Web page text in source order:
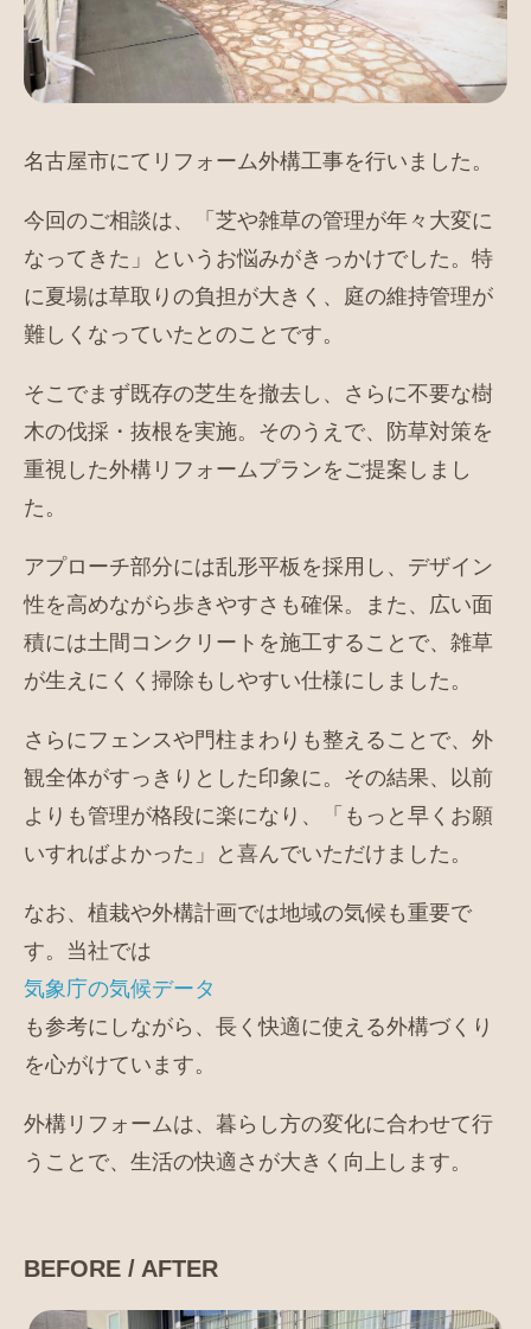
名古屋市にてリフォーム外構工事を行いました。
今回のご相談は、「芝や雑草の管理が年々大変に
なってきた」というお悩みがきっかけでした。特
に夏場は草取りの負担が大きく、庭の維持管理が
難しくなっていたとのことです。
そこでまず既存の芝生を撤去し、さらに不要な樹
木の伐採・抜根を実施。そのうえで、防草対策を
重視した外構リフォームプランをご提案しまし
た。
アプローチ部分には乱形平板を採用し、デザイン
性を高めながら歩きやすさも確保。また、広い面
積には土間コンクリートを施工することで、雑草
が生えにくく掃除もしやすい仕様にしました。
さらにフェンスや門柱まわりも整えることで、外
観全体がすっきりとした印象に。その結果、以前
よりも管理が格段に楽になり、「もっと早くお願
いすればよかった」と喜んでいただけました。
なお、植栽や外構計画では地域の気候も重要で
す。当社では
気象庁の気候データ
も参考にしながら、長く快適に使える外構づくり
を心がけています。
外構リフォームは、暮らし方の変化に合わせて行
うことで、生活の快適さが大きく向上します。
BEFORE / AFTER